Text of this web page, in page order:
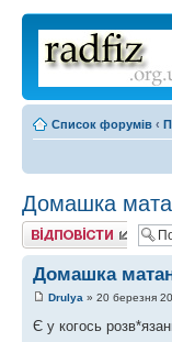
Список форумів ‹
Домашка
Відповісти
Домашка
Drulya » 20 березня
Є у когось